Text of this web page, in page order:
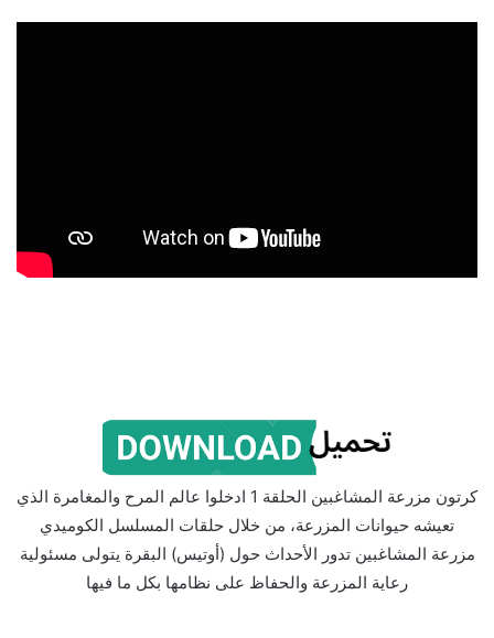
كرتون مزرعة المشاغبين الحلقة 1 ادخلوا عالم المرح والمغامرة الذي
تعيشه حيوانات المزرعة، من خلال حلقات المسلسل الكوميدي
مزرعة المشاغبين تدور الأحداث حول (أوتيس) البقرة يتولى مسئولية
رعاية المزرعة والحفاظ على نظامها بكل ما فيها